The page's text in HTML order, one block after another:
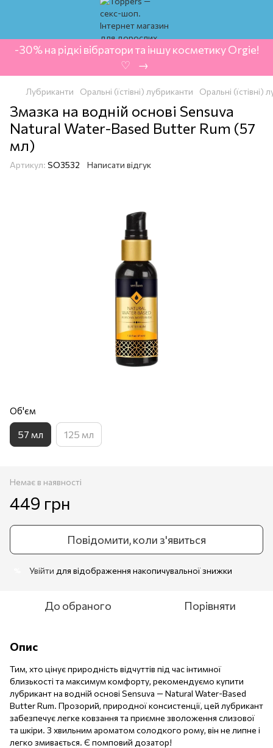
-30% на рідкі вібратори та іншу косметику Orgie!
‍ ♡ ‍ → ‍
Лубриканти Оральні (їстівні) лубриканти Оральні
Змазка на водній основі Sensuva
Natural Water-Based Butter Rum (57
мл)
Артикул: SO3532 Написати відгук
Об'єм
57 мл 125 мл
Немає в наявності
449 грн
Повідомити, коли з'явиться
Увійти для відображення накопичувальної знижки
До обраного Порівняти
Опис
Тим, хто цінує природність відчуттів під час інтимної
близькості та максимум комфорту, рекомендуємо купити
лубрикант на водній основі Sensuva — Natural Water-Based
Butter Rum. Прозорий, природної консистенції, цей лубрикант
забезпечує легке ковзання та приємне зволоження слизової
та шкіри. З хвильним ароматом солодкого рому, він не липне і
легко змивається. Є помповий дозатор!